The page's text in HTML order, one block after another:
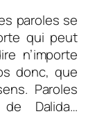
paroles se
qui peut
n’importe
donc, que
Paroles
Dalida…